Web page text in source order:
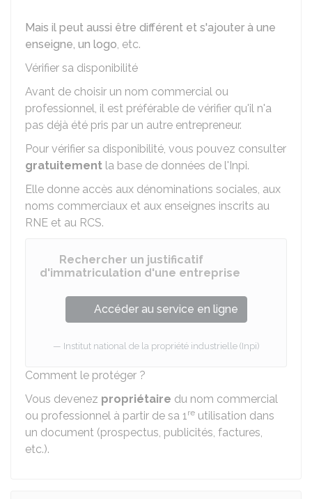
Mais il peut aussi être différent et s'ajouter à une
enseigne, un logo, etc.
Vérifier sa disponibilité
Avant de choisir un nom commercial ou
professionnel, il est préférable de vérifier qu'il n'a
pas déjà été pris par un autre entrepreneur.
Pour vérifier sa disponibilité, vous pouvez consulter
gratuitement la base de données de l'Inpi.
Elle donne accès aux dénominations sociales, aux
noms commerciaux et aux enseignes inscrits au
RNE et au RCS.
Rechercher un justificatif
d'immatriculation d'une entreprise
Accéder au service en ligne
Institut national de la propriété industrielle (Inpi)
Comment le protéger ?
Vous devenez propriétaire du nom commercial
ou professionnel à partir de sa 1re utilisation dans
un document (prospectus, publicités, factures,
etc.).